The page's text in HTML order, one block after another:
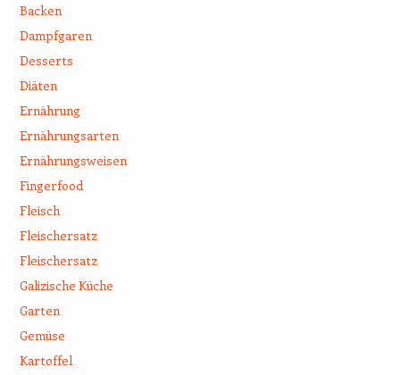
Backen
Dampfgaren
Desserts
Diäten
Ernährung
Ernährungsarten
Ernährungsweisen
Fingerfood
Fleisch
Fleischersatz
Fleischersatz
Galizische Küche
Garten
Gemüse
Kartoffel